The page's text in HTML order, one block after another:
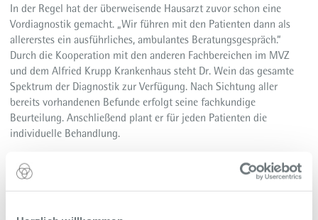
In der Regel hat der überweisende Hausarzt zuvor schon eine
Vordiagnostik gemacht. „Wir führen mit den Patienten dann als
allererstes ein ausführliches, ambulantes Beratungsgespräch.“
Durch die Kooperation mit den anderen Fachbereichen im MVZ
und dem Alfried Krupp Krankenhaus steht Dr. Wein das gesamte
Spektrum der Diagnostik zur Verfügung. Nach Sichtung aller
bereits vorhandenen Befunde erfolgt seine fachkundige
Beurteilung. Anschließend plant er für jeden Patienten die
individuelle Behandlung.
Herzrhythmusstörungen. „Kommt das Herz aus dem Takt, kann es
zu schnell, zu langsam oder einfach nur unregelmäßig schlagen.